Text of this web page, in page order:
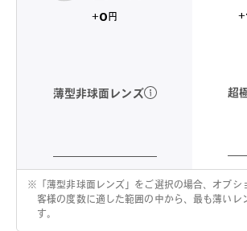
+0 円
薄型非球面レンズ
+
超
※
「薄型非球面レンズ」をご選択の場合、オプシ
客様の度数に適した範囲の中から、最も薄いレ
す。